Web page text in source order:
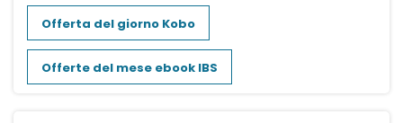
Erotic romance
Forbidden Romance
Offerta del giorno Kobo
Offerte del mese ebook IBS